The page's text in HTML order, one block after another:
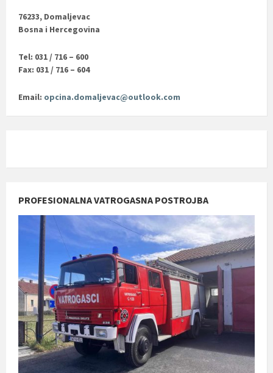
76233, Domaljevac
Bosna i Hercegovina
Tel: 031 / 716 – 600
Fax: 031 / 716 – 604
Email: opcina.domaljevac@outlook.com
PROFESIONALNA VATROGASNA POSTROJBA